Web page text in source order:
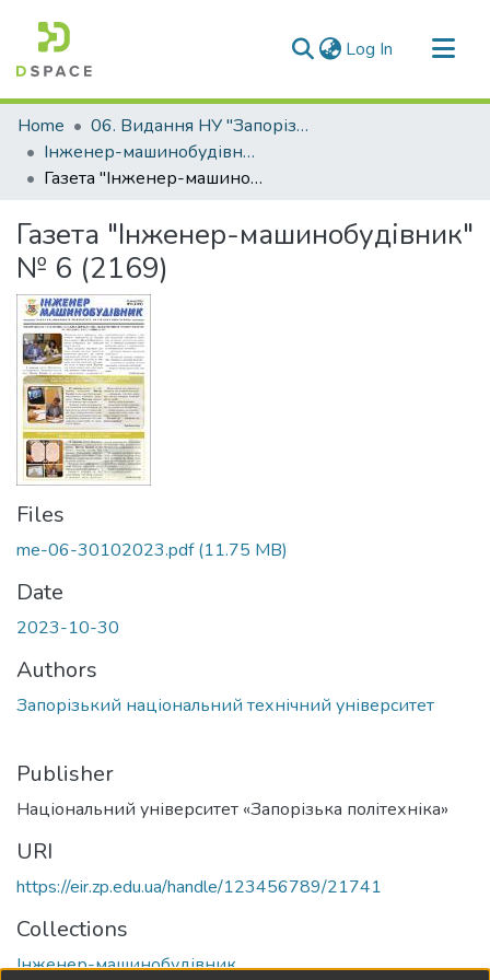
Log In (current)
Communities & Collections
All of DSpace
Statistics
Home
06. Видання НУ "Запорізька політехніка"
Інженер-машинобудівник
Газета "Інженер-машинобудівник" № 6 (2169)
Газета "Інженер-машинобудівник"
№ 6 (2169)
Files
me-06-30102023.pdf(11.75 MB)
Date
2023-10-30
Authors
Запорізький національний технічний університет
Publisher
Національний університет «Запорізька політехніка»
URI
https://eir.zp.edu.ua/handle/123456789/21741
Collections
Інженер-машинобудівник